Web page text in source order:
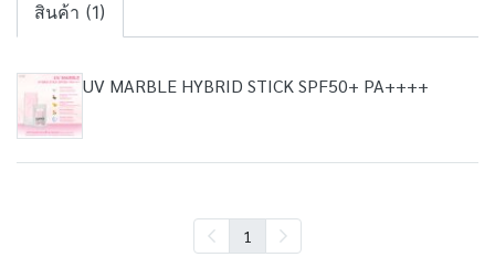
สินค้า (1)
UV MARBLE HYBRID STICK SPF50+ PA++++
1